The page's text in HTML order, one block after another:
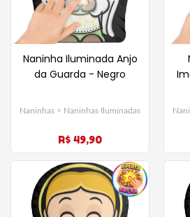
Naninha Iluminada Anjo
da Guarda - Negro
Naninhas > Naninhas Iluminadas
R$ 49,90